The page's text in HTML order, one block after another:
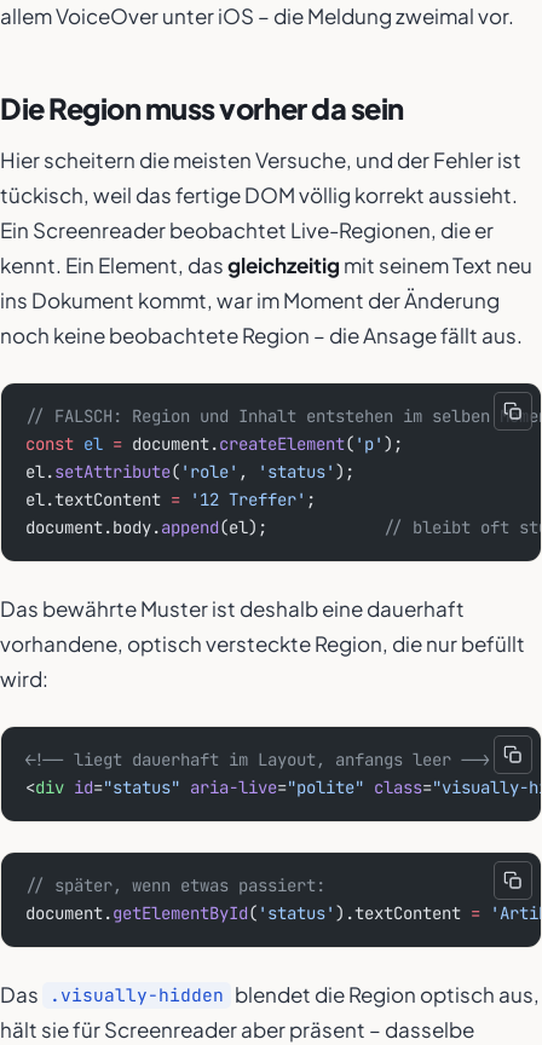
allem VoiceOver unter iOS – die Meldung zweimal vor.
Die Region muss vorher da sein
Hier scheitern die meisten Versuche, und der Fehler ist
tückisch, weil das fertige DOM völlig korrekt aussieht.
Ein Screenreader beobachtet Live-Regionen, die er
kennt. Ein Element, dasgleichzeitig mit seinem Text neu
ins Dokument kommt, war im Moment der Änderung
noch keine beobachtete Region – die Ansage fällt aus.
// FALSCH: Region und Inhalt entstehen im selben
const el = document.createElement( 'p' );
el.setAttribute( 'role' , 'status' );
el.textContent = '12 Treffer' ;
document.body.append(el); // bleibt oft
Das bewährte Muster ist deshalb eine dauerhaft
vorhandene, optisch versteckte Region, die nur befüllt
wird:
<!-- liegt dauerhaft im Layout, anfangs leer -->
<div id="status" aria-live="polite" class="visually-
// später, wenn etwas passiert:
document.getElementById( 'status' ).textContent =
Das .visually-hidden blendet die Region optisch aus,
hält sie für Screenreader aber präsent – dasselbe